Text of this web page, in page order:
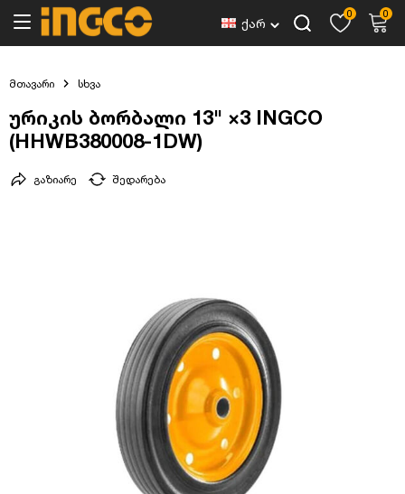
ქარ
0 0
მთავარი სხვა
ურიკის ბორბალი 13" ×3 INGCO
(HHWB380008-1DW)
შედარება
გაზიარე